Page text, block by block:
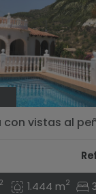
vistas al
2 1.444 m2 3